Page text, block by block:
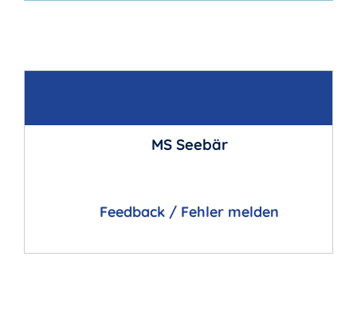
MS Seebär
Feedback / Fehler melden